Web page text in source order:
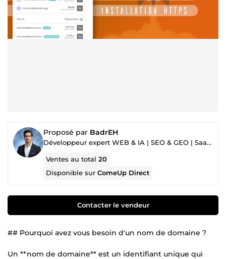
Proposé par BadrEH
Développeur expert WEB & IA | SEO & GEO | SaaS MVP
Ventes au total20
Disponible surComeUp Direct
Contacter le vendeur
## Pourquoi avez vous besoin d'un nom de domaine ?
Un **nom de domaine** est un identifiant unique qui